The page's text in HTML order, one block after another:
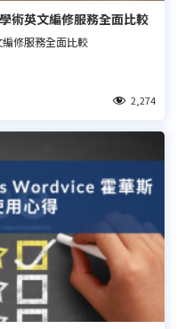
英文編修服務全面比較
修服務全面比較
2,274